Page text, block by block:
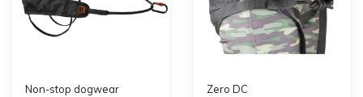
Non-stop dogwear Zero DC